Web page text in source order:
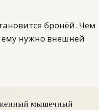
бронёй. Чем
ему нужно внешней
мышечный